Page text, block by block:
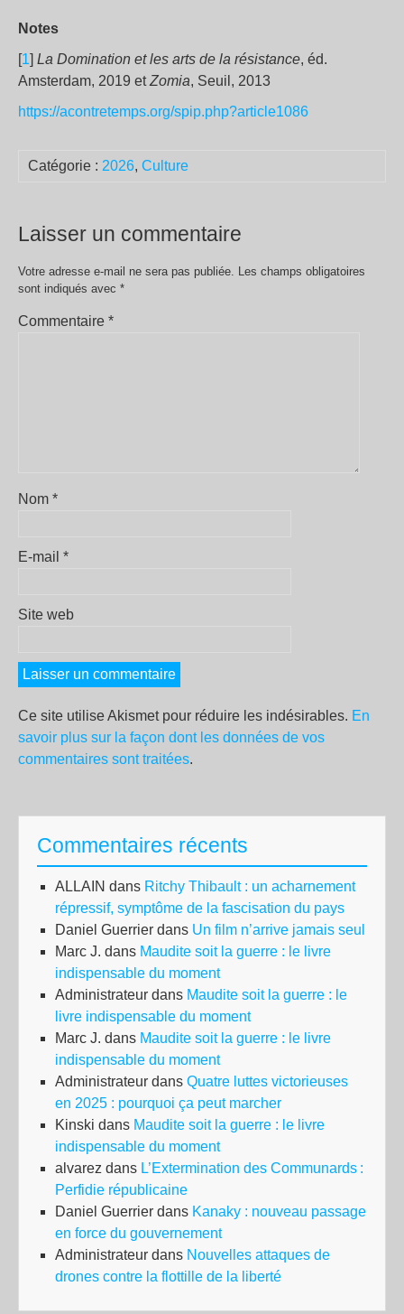
Notes
[1] La Domination et les arts de la résistance, éd.
Amsterdam, 2019 etZomia, Seuil, 2013
https://acontretemps.org/spip.php?article1086
Catégorie : 2026, Culture
Laisser un commentaire
Votre adresse e-mail ne sera pas publiée. Les champs obligatoires
sont indiqués avec *
Commentaire *
Nom *
E-mail *
Site web
Ce site utilise Akismet pour réduire les indésirables. En
savoir plus sur la façon dont les données de vos
commentaires sont traitées.
Commentaires récents
ALLAIN dans Ritchy Thibault : un acharnement
répressif, symptôme de la fascisation du pays
Daniel Guerrier dans Un film n’arrive jamais seul
Marc J. dans Maudite soit la guerre : le livre
indispensable du moment
Administrateur dans Maudite soit la guerre : le
livre indispensable du moment
Marc J. dans Maudite soit la guerre : le livre
indispensable du moment
Administrateur dans Quatre luttes victorieuses
en 2025 : pourquoi ça peut marcher
Kinski dans Maudite soit la guerre : le livre
indispensable du moment
alvarez dans L’Extermination des Communards :
Perfidie républicaine
Daniel Guerrier dans Kanaky : nouveau passage
en force du gouvernement
Administrateur dans Nouvelles attaques de
drones contre la flottille de la liberté